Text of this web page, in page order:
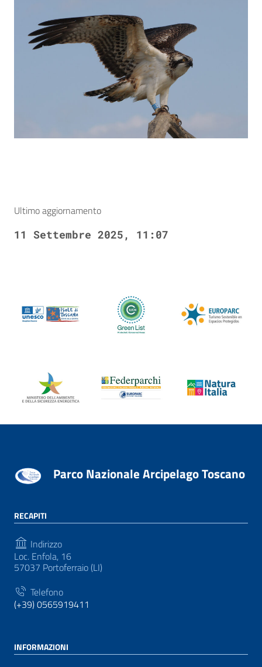
Ultimo aggiornamento
11 Settembre 2025, 11:07
Parco Nazionale Arcipelago Toscano
RECAPITI
Indirizzo
Loc. Enfola, 16
57037 Portoferraio (LI)
Telefono
(+39) 0565919411
INFORMAZIONI